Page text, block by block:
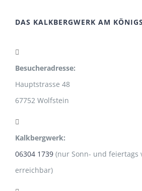
DAS KALKBERGWERK AM
Besucheradresse:
Hauptstrasse 48
67752 Wolfstein
Kalkbergwerk:
06304 1739 (nur Sonn- und feiertags
erreichbar)